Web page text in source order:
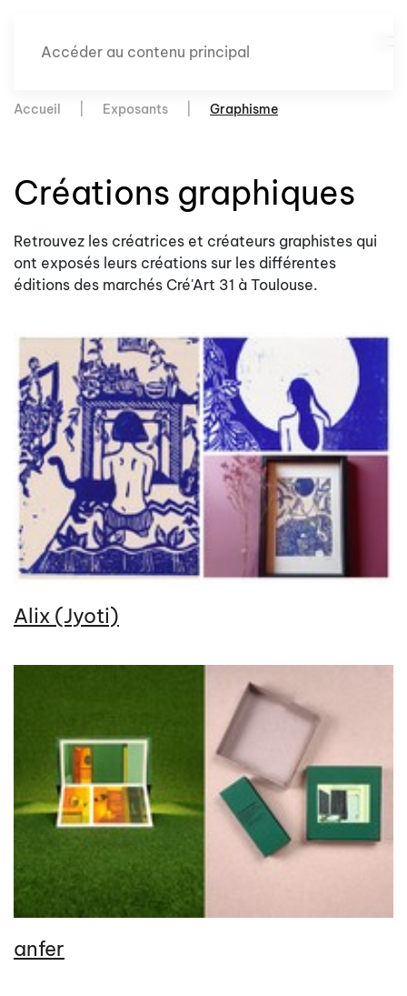
Accéder au contenu principal
Accueil Exposants Graphisme
Créations graphiques
Retrouvez les créatrices et créateurs graphistes qui
ont exposés leurs créations sur les différentes
éditions des marchés Cré'Art 31 à Toulouse.
Alix (Jyoti)
anfer